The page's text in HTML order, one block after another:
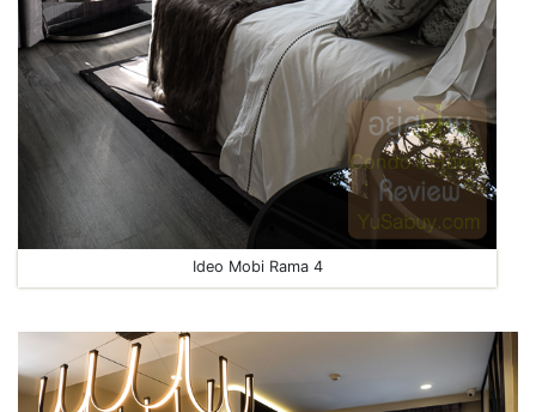
Ideo Mobi Rama 4